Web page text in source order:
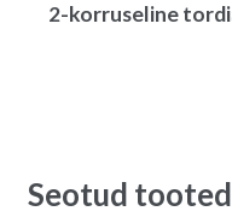
2-korruseline
Seotud tooted